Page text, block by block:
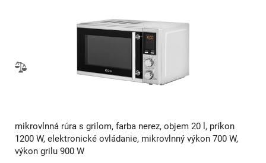
mikrovlnná rúra s grilom, farba nerez, objem 20 l, príkon
1200 W, elektronické ovládanie, mikrovlnný výkon 700 W,
výkon grilu 900 W